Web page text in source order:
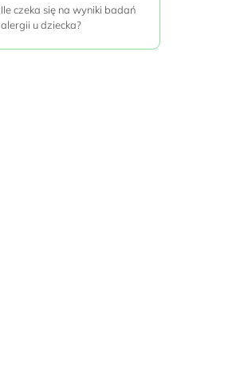
Ile czeka się na wyniki badań
alergii u dziecka?